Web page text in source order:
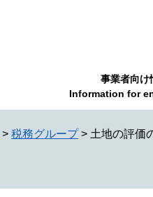
事業者向け
Information for
> 税務グループ > 土地の評価